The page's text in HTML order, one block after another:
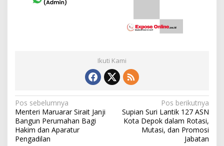
Ikuti Kami
N
a
v
Pos sebelumnya
Menteri Maruarar Sirait Janji
Bangun Perumahan Bagi
Hakim dan Aparatur
Pengadilan
Pos berikutnya
Supian Suri Lantik 127 ASN
Kota Depok dalam Rotasi,
Mutasi, dan Promosi
Jabatan